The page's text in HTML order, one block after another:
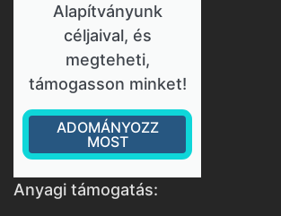
Alapítványunk
céljaival, és
megteheti,
támogasson minket!
ADOMÁNYOZZ
MOST
Anyagi támogatás: